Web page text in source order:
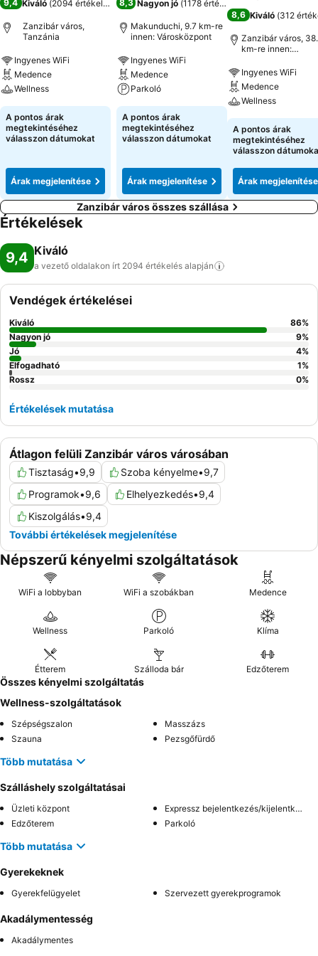
9,4 Kiváló (2094 értékelés
Zanzibár város,
Tanzánia
Ingyenes WiFi
Medence
Wellness
A pontos árak
megtekintéséhez
válasszon dátumokat
Árak megjelenítése
8,3 Nagyon jó (1178 értékelés
Makunduchi, 9.7 km-re
innen: Városközpont
Ingyenes WiFi
Medence
Parkoló
A pontos árak
megtekintéséhez
válasszon dátumokat
Árak megjelenítése
8,6 Kiváló (312
Zanzibár város,
km-re innen:
Ingyenes WiFi
Medence
Wellness
A pontos árak
megtekintéséhez
válasszon
Árak megjelenítése
Zanzibár város összes szállása
Értékelések
9,4 Kiváló
a vezető oldalakon írt 2094 értékelés alapján
Átlagon felüli Zanzibár város városában
Tisztaság•9,9 Szoba kényelme•9,7
Programok•9,6 Elhelyezkedés•9,4
Kiszolgálás•9,4
További értékelések megjelenítése
Vendégek értékelései
Kiváló 86%
Nagyon jó
9%
Jó
4%
Elfogadható
1%
Rossz
0%
Értékelések mutatása
Népszerű kényelmi szolgáltatások
WiFi a lobbyban WiFi a szobákban Medence
Wellness Parkoló Klíma
Étterem Szálloda bár Edzőterem
Összes kényelmi szolgáltatás
Wellness-szolgáltatások
Szépségszalon
Masszázs
Szauna
Pezsgőfürdő
Több mutatása
Szálláshely szolgáltatásai
Üzleti központ
Expressz bejelentkezés/kijelentkezés
Edzőterem
Parkoló
Több mutatása
Gyerekeknek
Gyerekfelügyelet Szervezett gyerekprogramok
Akadálymentesség
Akadálymentes